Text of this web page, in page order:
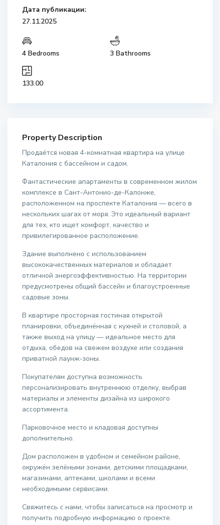
Дата публикации:
27.11.2025
4 Bedrooms 3 Bathrooms
133.00
Property Description
Продаётся новая 4-комнатная квартира на улице
Каталония с бассейном и садом.
Фантастические апартаменты в современном жилом
комплексе в Сант-Антонио-де-Калонже,
расположенном на проспекте Каталония — всего в
нескольких шагах от моря. Это идеальный вариант
для тех, кто ищет комфорт, качество и
привилегированное расположение.
Здание выполнено с использованием
высококачественных материалов и обладает
отличной энергоэффективностью. На территории
предусмотрены общий бассейн и благоустроенные
садовые зоны.
В квартире просторная гостиная открытой
планировки, объединённая с кухней и столовой, а
также выход на улицу — идеальное место для
отдыха, обедов на свежем воздухе или создания
приватной лаунж-зоны.
Покупателям доступна возможность
персонализировать внутреннюю отделку, выбрав
материалы и элементы дизайна из широкого
ассортимента.
Парковочное место и кладовая доступны
дополнительно.
Дом расположен в удобном и семейном районе,
окружён зелёными зонами, детскими площадками,
магазинами, аптеками, школами и всеми
необходимыми сервисами.
Свяжитесь с нами, чтобы записаться на просмотр и
получить подробную информацию о проекте.